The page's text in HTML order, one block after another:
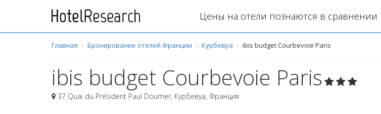
Цены на отели познаются в сравнении
Главная Бронирование отелей Франции Курбевуа ibis budget Courbevoie Paris
ibis budget Courbevoie Paris
37 Quai du Président Paul Doumer, Курбевуа, Франция